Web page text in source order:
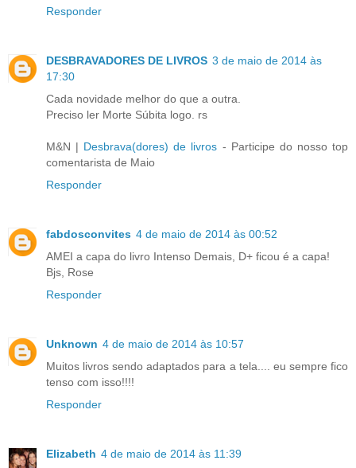
Responder
DESBRAVADORES DE LIVROS 3 de maio de 2014 às
17:30
Cada novidade melhor do que a outra.
Preciso ler Morte Súbita logo. rs
M&N | Desbrava(dores) de livros - Participe do nosso top
comentarista de Maio
Responder
fabdosconvites 4 de maio de 2014 às 00:52
AMEI a capa do livro Intenso Demais, D+ ficou é a capa!
Bjs, Rose
Responder
Unknown 4 de maio de 2014 às 10:57
Muitos livros sendo adaptados para a tela.... eu sempre fico
tenso com isso!!!!
Responder
Elizabeth 4 de maio de 2014 às 11:39